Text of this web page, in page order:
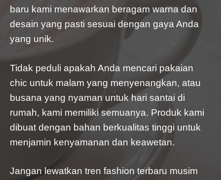
baru kami menawarkan beragam warna dan
desain yang pasti sesuai dengan gaya Anda
yang unik.
Tidak peduli apakah Anda mencari pakaian
chic untuk malam yang menyenangkan, atau
busana yang nyaman untuk hari santai di
rumah, kami memiliki semuanya. Produk kami
dibuat dengan bahan berkualitas tinggi untuk
menjamin kenyamanan dan keawetan.
Jangan lewatkan tren fashion terbaru musim